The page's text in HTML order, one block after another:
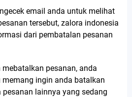
email anda untuk melihat
tersebut, zalora indonesia
dari pembatalan pesanan
pesanan, anda
ingin anda batalkan
lainnya yang sedang